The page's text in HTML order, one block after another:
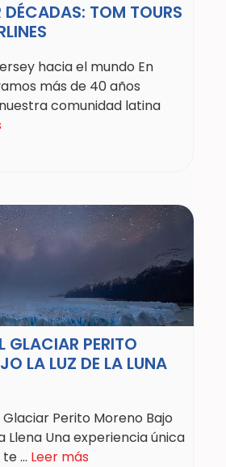
DÉCADAS: TOM TOURS
hacia el mundo En
más de 40 años
comunidad latina
GLACIAR PERITO
LA LUZ DE LA LUNA
Perito Moreno Bajo
Llena Una experiencia única
... Leer más